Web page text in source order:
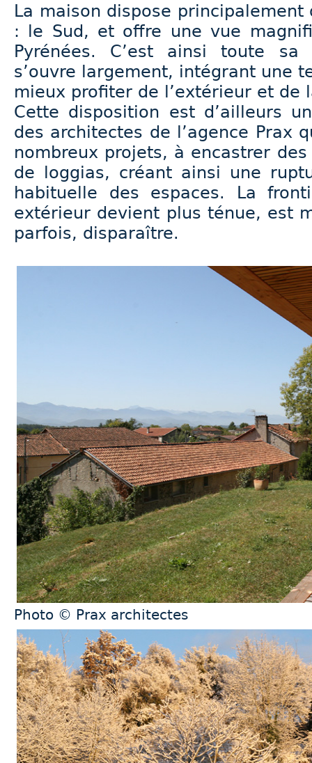
La maison dispose principalement
: le Sud, et offre une vue
Pyrénées. C’est ainsi toute
s’ouvre largement, intégrant une
mieux profiter de l’extérieur et de
Cette disposition est d’ailleurs
des architectes de l’agence Prax
nombreux projets, à encastrer
de loggias, créant ainsi une
habituelle des espaces. La
extérieur devient plus ténue, est
parfois, disparaître.
Photo © Prax architectes